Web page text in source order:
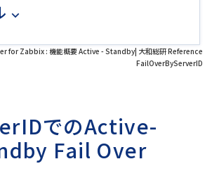
for Zabbix : 機能概要 Active - Standby| 大和総研 Reference
FailOverByServerID
でのActive-
Fail Over